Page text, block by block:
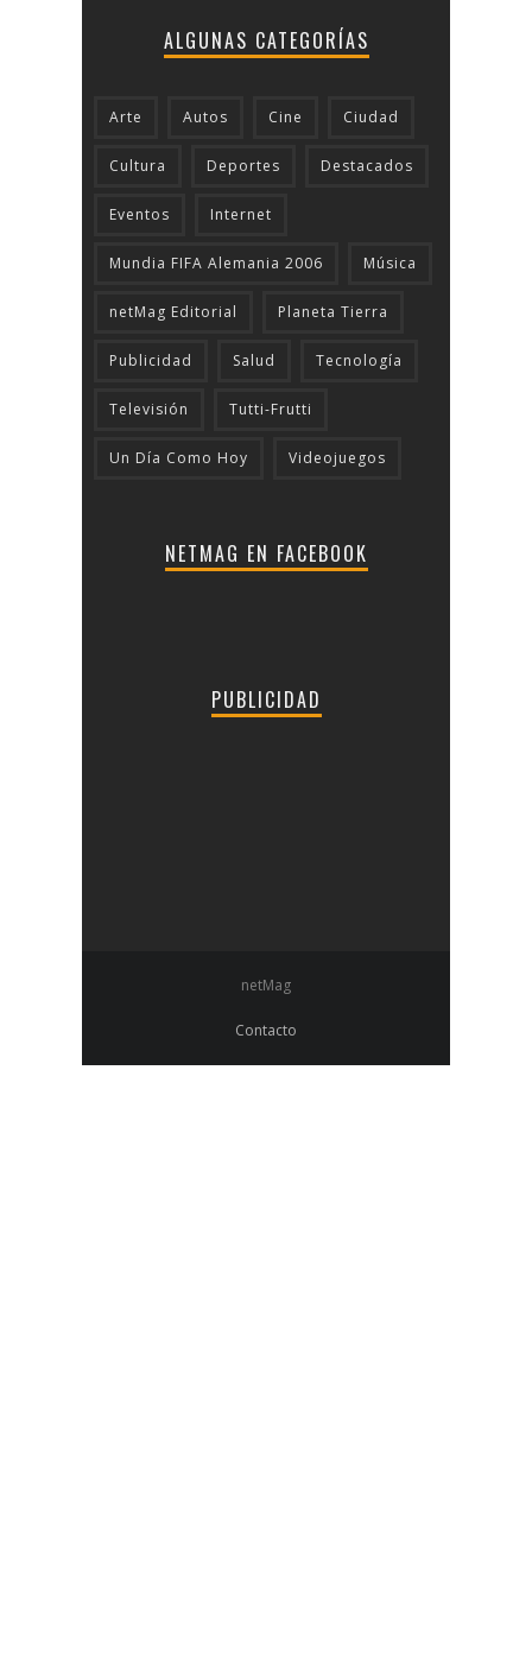
ALGUNAS CATEGORÍAS
Arte Autos Cine Ciudad
Cultura Deportes Destacados
Eventos Internet
Mundia FIFA Alemania 2006 Música
netMag Editorial Planeta Tierra
Publicidad Salud Tecnologí­a
Televisión Tutti-Frutti
Un Día Como Hoy Videojuegos
NETMAG EN FACEBOOK
PUBLICIDAD
netMag
Contacto